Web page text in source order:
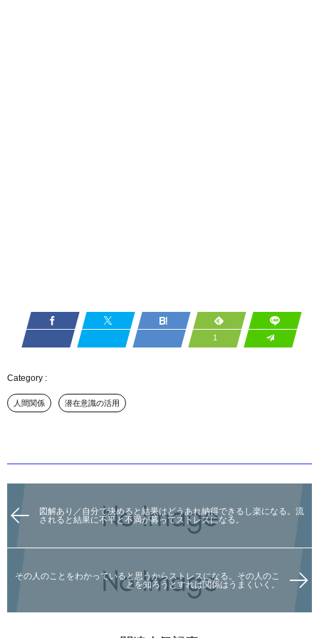
1
人間関係 潜在意識の活用
図解あり／自分で決めると結果はどうあれ納得できるし楽になる。流
されると結果に不平と不満が募ってストレスになる。
その人のことをわかっていると思うからストレスになる。その人のこ
とを知ろうとすれば関係はうまくいく。